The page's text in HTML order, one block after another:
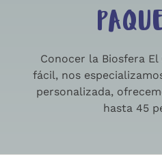
Conocer la Biosfera
fácil, nos
personalizada,
hasta 45